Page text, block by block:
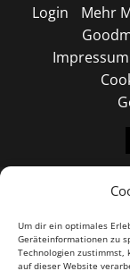
Um dir ein optimales
Geräteinformationen zu
Technologien zustimmst,
auf dieser Website
Login
Mehr
Copyright ©